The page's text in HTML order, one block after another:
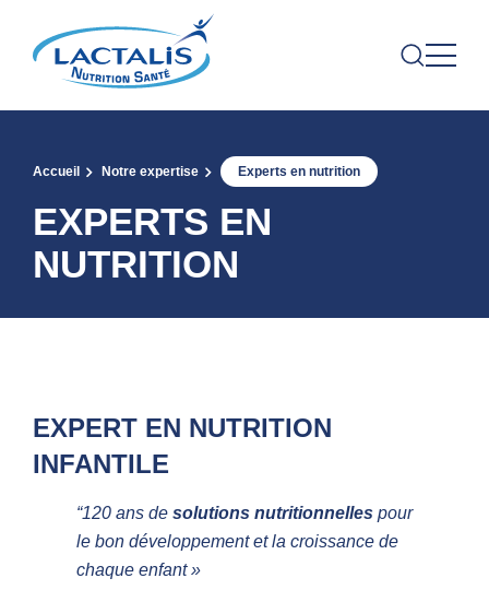
Accueil Notre expertise Experts en nutrition
EXPERTS EN
NUTRITION
EXPERT EN NUTRITION
INFANTILE
“120 ans de solutions nutritionnelles pour
le bon développement et la croissance de
chaque enfant »